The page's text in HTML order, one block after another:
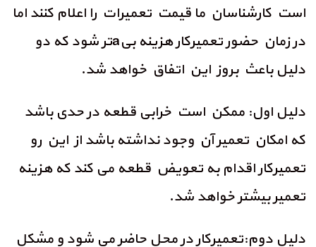
است کارشناسان ما قیمت تعمیرات را اعلام کنند اما
در زمان حضور تعمیرکار هزینه بیaتر شود که دو
دلیل باعث بروز این اتفاق خواهد شد.
دلیل اول: ممکن است خرابی قطعه در حدی باشد
که امکان تعمیر آن وجود نداشته باشد از این رو
تعمیرکار اقدام به تعویض قطعه می کند که هزینه
تعمیر بیشتر خواهد شد.
دلیل دوم:تعمیرکار در محل حاضر می شود و مشکل